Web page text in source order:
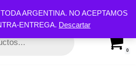
ARGENTINA. NO ACEPTAMOS
ENTREGA. Descartar
0